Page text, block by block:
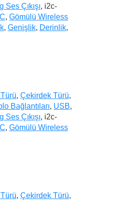
Ses Çıkışı, i2c-
, Gömülü Wireless
, Genişlik, Derinlik,
, Çekirdek Türü,
Bağlantıları, USB,
Ses Çıkışı, i2c-
, Gömülü Wireless
, Çekirdek Türü,